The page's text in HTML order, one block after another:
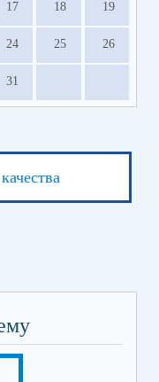
17 18 19
24 25 26
31